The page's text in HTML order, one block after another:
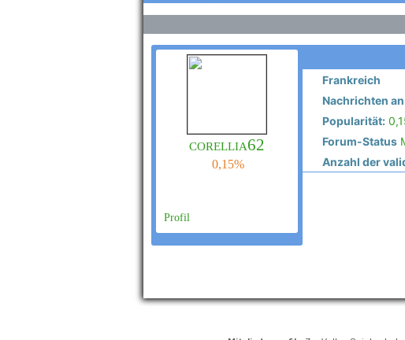
corellia62
0,15%
Profil
Frankreich
Nachrichten
Popularität:
Forum-Status
Anzahl der